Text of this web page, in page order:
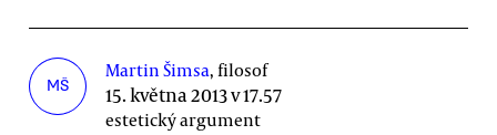
MŠ
Martin Šimsa, filosof
15. května 2013 v 17.57
estetický argument